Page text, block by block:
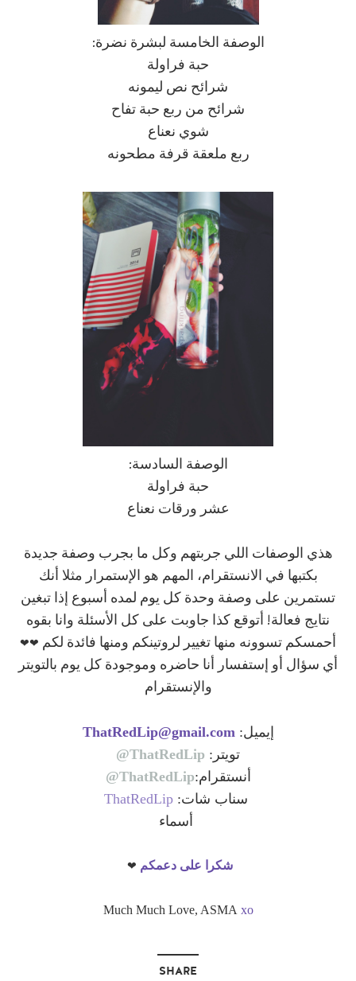
الوصفة الخامسة لبشرة نضرة:
حبة فراولة
شرائح نص ليمونه
شرائح من ربع حبة تفاح
شوي نعناع
ربع ملعقة قرفة مطحونه
الوصفة السادسة:
حبة فراولة
عشر ورقات نعناع
هذي الوصفات اللي جربتهم وكل ما بجرب وصفة جديدة
بكتبها في الانستقرام، المهم هو الإستمرار مثلا أنك
تستمرين على وصفة وحدة كل يوم لمده أسبوع إذا تبغين
نتايج فعالة! أتوقع كذا جاوبت على كل الأسئلة وانا بقوه
أحمسكم تسوونه منها تغيير لروتينكم ومنها فائدة لكم ❤
❤
أي سؤال أو إستفسار أنا حاضره وموجودة كل يوم بالتويتر
والإنستقرام
إيميل: ThatRedLip@gmail.com
تويتر: ThatRedLip@
أنستقرام:ThatRedLip@
سناب شات: ThatRedLip
أسماء
شكرا على دعمكم ❤
Much Much Love, ASMA xo
SHARE